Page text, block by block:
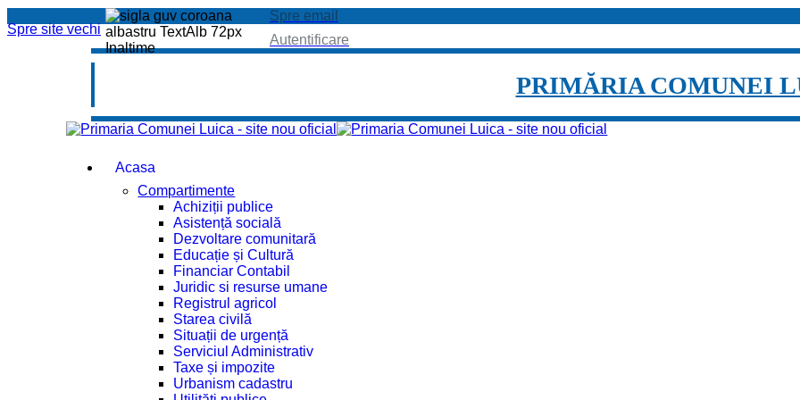
Spre site vechi
Spre email
Autentificare
PRIMĂRIA COMUNEI
Acasa
Compartimente
Achiziții publice
Asistență socială
Dezvoltare comunitară
Educație și Cultură
Financiar Contabil
Juridic si resurse umane
Registrul agricol
Starea civilă
Situații de urgență
Serviciul Administrativ
Taxe și impozite
Urbanism cadastru